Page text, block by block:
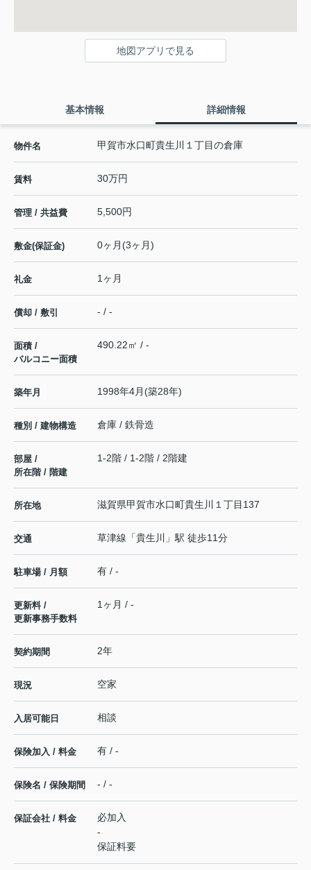
地図アプリで見る
基本情報 詳細情報
物件名 甲賀市水口町貴生川１丁目の倉庫
賃料 30万円
管理 / 共益費 5,500円
敷金(保証金) 0ヶ月(3ヶ月)
礼金 1ヶ月
償却 / 敷引 - / -
面積 /
バルコニー面積
490.22㎡ / -
築年月 1998年4月(築28年)
種別 / 建物構造 倉庫 / 鉄骨造
部屋 /
所在階 / 階建
1-2階 / 1-2階 / 2階建
所在地 滋賀県甲賀市水口町貴生川 １丁目137
交通 草津線 「貴生川 」駅 徒歩11分
駐車場 / 月額 有 / -
更新料 /
更新事務手数料
1ヶ月 / -
契約期間 2年
現況 空家
入居可能日 相談
保険加入 / 料金 有 / -
保険名 / 保険期間 - / -
保証会社 / 料金
必加入
-
保証料要